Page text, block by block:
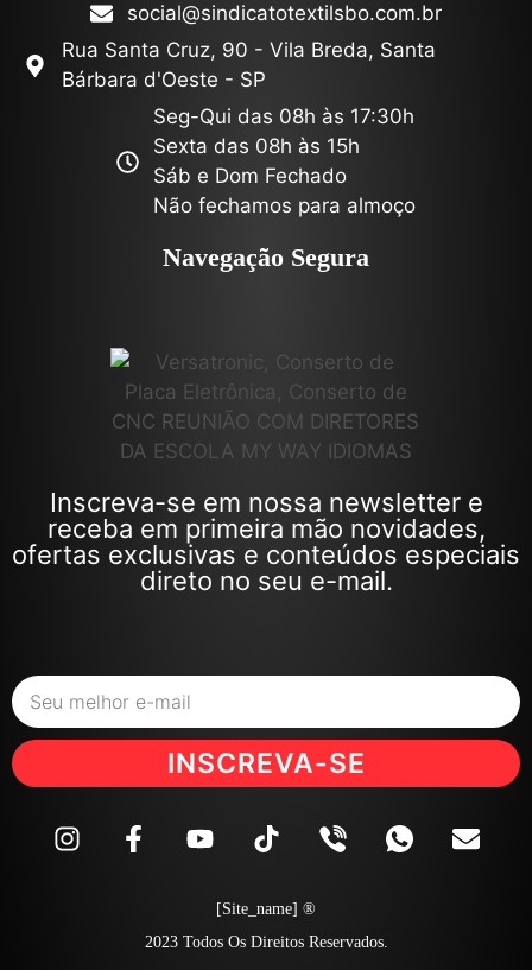
social@sindicatotextilsbo.com.br
Rua Santa Cruz, 90 - Vila Breda, Santa
Bárbara d'Oeste - SP
Seg-Qui das 08h às 17:30h
Sexta das 08h às 15h
Sáb e Dom Fechado
Não fechamos para almoço
Navegação Segura
Inscreva-se em nossa newsletter e
receba em primeira mão novidades,
ofertas exclusivas e conteúdos especiais
direto no seu e-mail.
INSCREVA-SE
[site_name] ®
2023 Todos Os Direitos Reservados.